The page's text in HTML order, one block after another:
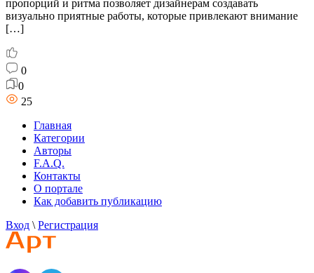
пропорций и ритма позволяет дизайнерам создавать
визуально приятные работы, которые привлекают внимание
[…]
0
0
25
Главная
Категории
Авторы
F.A.Q.
Контакты
О портале
Как добавить публикацию
Вход \ Регистрация